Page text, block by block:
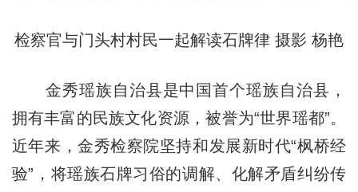
检察官与门头村村民一起解读石牌律 摄影 杨艳
金秀瑶族自治县是中国首个瑶族自治县，
拥有丰富的民族文化资源，被誉为“世界瑶都”。
近年来，金秀检察院坚持和发展新时代“枫桥经
验”，将瑶族石牌习俗的调解、化解矛盾纠纷传